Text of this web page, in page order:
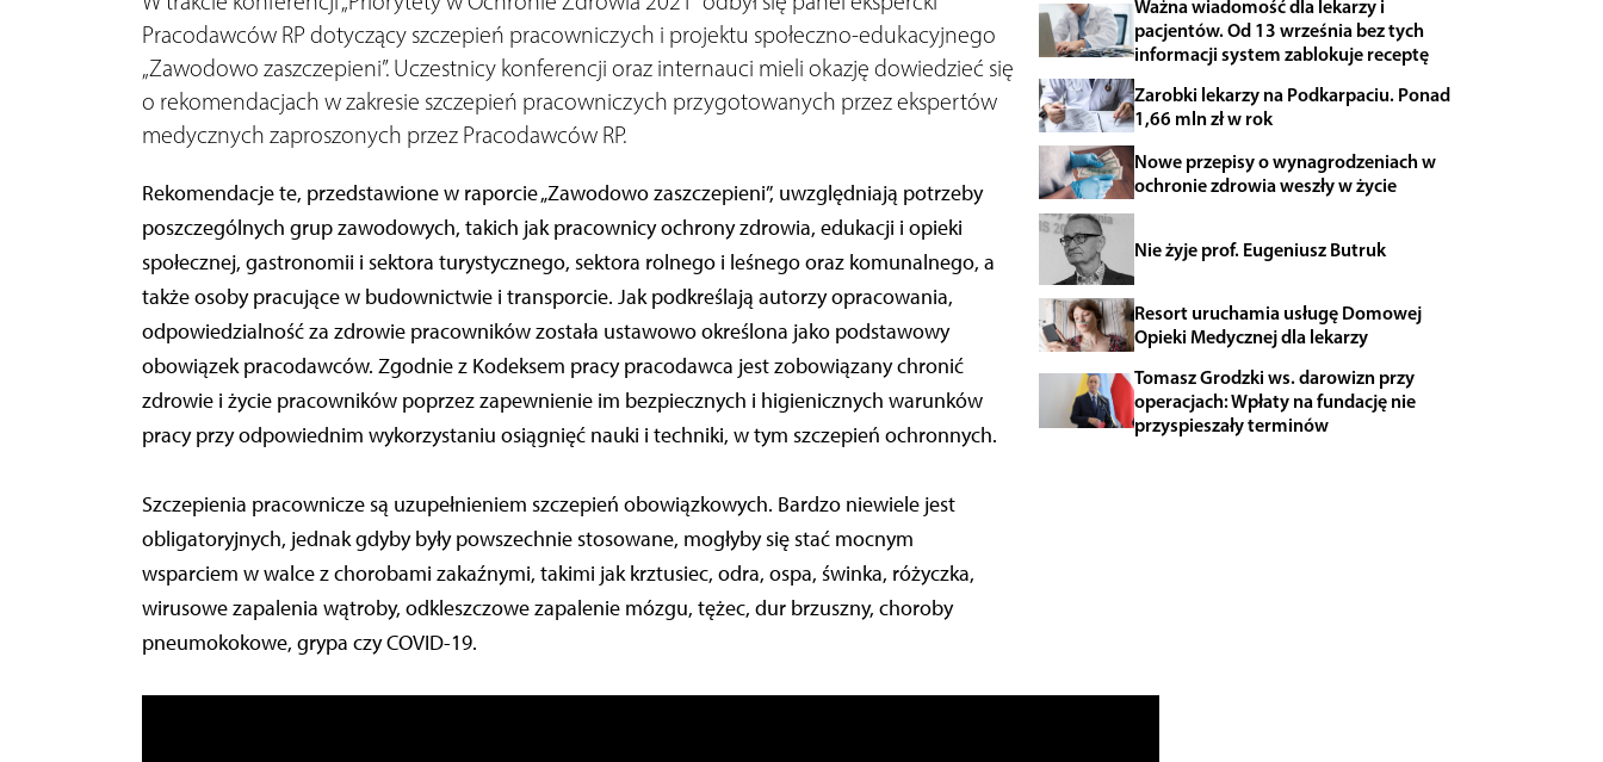
Pracodawców RP dotyczący szczepień pracowniczych i projektu społeczno-edukacyjnego
„Zawodowo zaszczepieni”. Uczestnicy konferencji oraz internauci mieli okazję dowiedzieć się
o rekomendacjach w zakresie szczepień pracowniczych przygotowanych przez ekspertów
medycznych zaproszonych przez Pracodawców RP.
Rekomendacje te, przedstawione w raporcie „Zawodowo zaszczepieni”, uwzględniają potrzeby
poszczególnych grup zawodowych, takich jak pracownicy ochrony zdrowia, edukacji i opieki
społecznej, gastronomii i sektora turystycznego, sektora rolnego i leśnego oraz komunalnego, a
także osoby pracujące w budownictwie i transporcie. Jak podkreślają autorzy opracowania,
odpowiedzialność za zdrowie pracowników została ustawowo określona jako podstawowy
obowiązek pracodawców. Zgodnie z Kodeksem pracy pracodawca jest zobowiązany chronić
zdrowie i życie pracowników poprzez zapewnienie im bezpiecznych i higienicznych warunków
pracy przy odpowiednim wykorzystaniu osiągnięć nauki i techniki, w tym szczepień ochronnych.
Szczepienia pracownicze są uzupełnieniem szczepień obowiązkowych. Bardzo niewiele jest
obligatoryjnych, jednak gdyby były powszechnie stosowane, mogłyby się stać mocnym
wsparciem w walce z chorobami zakaźnymi, takimi jak krztusiec, odra, ospa, świnka, różyczka,
wirusowe zapalenia wątroby, odkleszczowe zapalenie mózgu, tężec, dur brzuszny, choroby
pneumokokowe, grypa czy COVID-19.
Ważna wiadomość dla lekarzy i
pacjentów. Od 13 września bez tych
informacji system zablokuje receptę
Zarobki lekarzy na Podkarpaciu. Ponad
1,66 mln zł w rok
Nowe przepisy o wynagrodzeniach w
ochronie zdrowia weszły w życie
Nie żyje prof. Eugeniusz Butruk
Resort uruchamia usługę Domowej
Opieki Medycznej dla lekarzy
Tomasz Grodzki ws. darowizn przy
operacjach: Wpłaty na fundację nie
przyspieszały terminów